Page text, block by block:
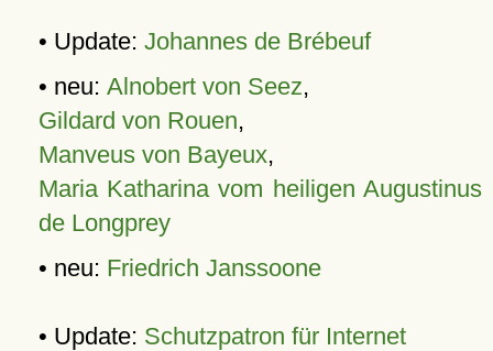
• Update: Johannes de Brébeuf
• neu: Alnobert von Seez,
Gildard von Rouen,
Manveus von Bayeux,
Maria Katharina vom heiligen Augustinus
de Longprey
• neu: Friedrich Janssoone
• Update: Schutzpatron für Internet